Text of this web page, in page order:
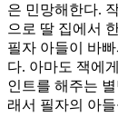
은 민망해한다.
으로 딸 집에서
필자 아들이 바
다. 아마도 잭에
인트를 해주는
래서 필자의 아